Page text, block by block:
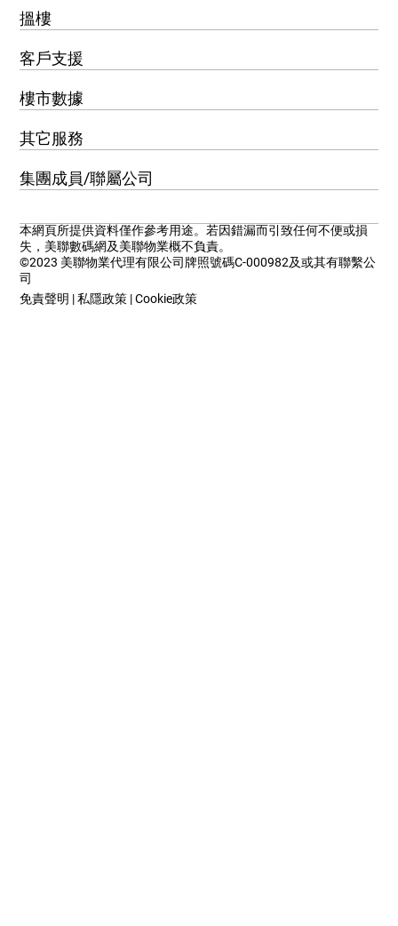
本網頁所提供資料僅作參考用途。若因錯漏而引致任何不便或損
失，美聯數碼網及美聯物業概不負責。
©2023 美聯物業代理有限公司牌照號碼C-000982及或其有聯繫公
司
免責聲明 |私隱政策 |Cookie政策
集團成員/聯屬公司
其它服務
樓市數據
客戶支援
搵樓